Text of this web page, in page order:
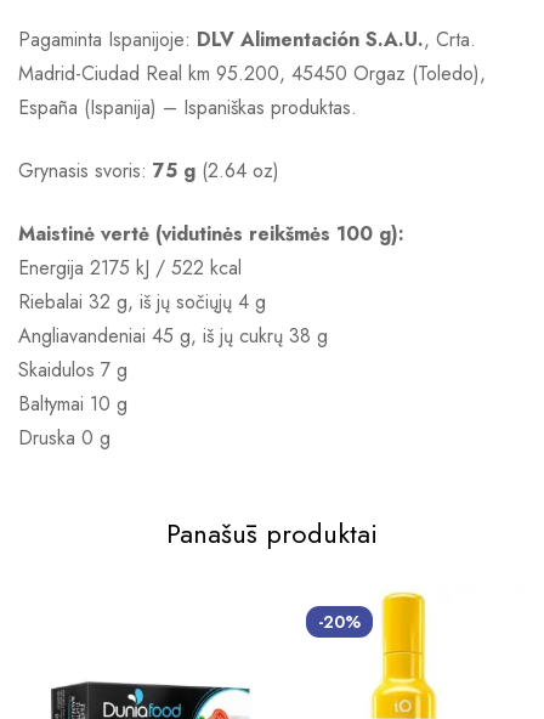
Pagaminta Ispanijoje: DLV Alimentación S.A.U., Crta.
Madrid-Ciudad Real km 95.200, 45450 Orgaz (Toledo),
España (Ispanija) – Ispaniškas produktas.
Grynasis svoris: 75 g (2.64 oz)
Maistinė vertė (vidutinės reikšmės 100 g):
Energija 2175 kJ / 522 kcal
Riebalai 32 g, iš jų sočiųjų 4 g
Angliavandeniai 45 g, iš jų cukrų 38 g
Skaidulos 7 g
Baltymai 10 g
Druska 0 g
Panašūs produktai
-20%